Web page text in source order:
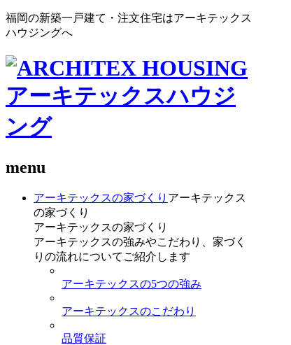
福岡の新築一戸建て・注文住宅はアーキテックス
ハウジングへ
menu
アーキテックスの家づくり アーキテックス
の家づくり
アーキテックスの家づくり
アーキテックスの強みやこだわり、家づく
りの流れについてご紹介します
アーキテックスの5つの強み
アーキテックスのこだわり
品質保証